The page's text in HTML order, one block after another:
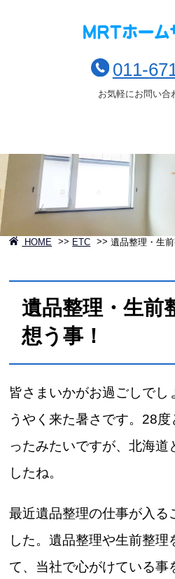
011-
お気軽にお問い合
HOME >> ETC >>遺品整理・生
遺品整理・生前
想う事！
皆さまいかがお過ごしでし
うやく来た暑さです。28
ったみたいですが、北海
したね。
最近遺品整理の仕事が入る
した。遺品整理や生前整理
て、当社で心がけている事